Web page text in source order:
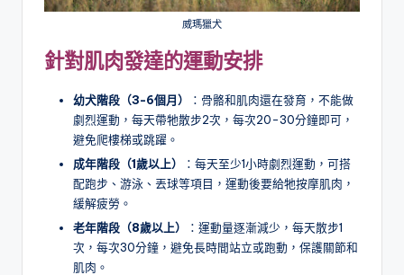
威瑪獵犬
針對肌肉發達的運動安排
幼犬階段（3-6個月）
：骨骼和肌肉還在發育，不能做
劇烈運動，每天帶牠散步2次，每次20-30分鐘即可，
避免爬樓梯或跳躍。
成年階段（1歲以上）
：每天至少1小時劇烈運動，可搭
配跑步、游泳、丟球等項目，運動後要給牠按摩肌肉，
緩解疲勞。
老年階段（8歲以上）
：運動量逐漸減少，每天散步1
次，每次30分鐘，避免長時間站立或跑動，保護關節和
肌肉。